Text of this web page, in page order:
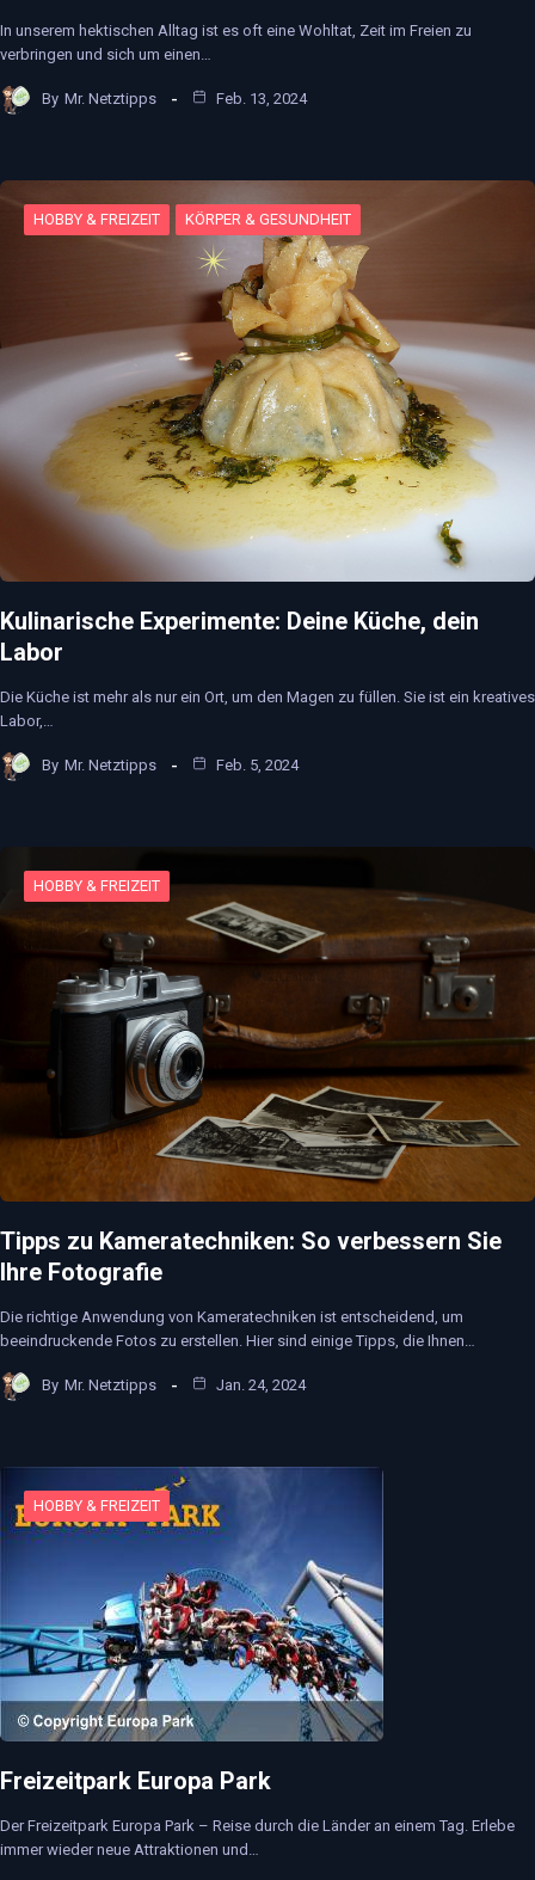
In unserem hektischen Alltag ist es oft eine Wohltat, Zeit im Freien zu
verbringen und sich um einen…
By Mr. Netztipps Feb. 13, 2024
HOBBY & FREIZEIT KÖRPER & GESUNDHEIT
Kulinarische Experimente: Deine Küche, dein
Labor
Die Küche ist mehr als nur ein Ort, um den Magen zu füllen. Sie ist ein kreatives
Labor,…
By Mr. Netztipps Feb. 5, 2024
HOBBY & FREIZEIT
Tipps zu Kameratechniken: So verbessern Sie
Ihre Fotografie
Die richtige Anwendung von Kameratechniken ist entscheidend, um
beeindruckende Fotos zu erstellen. Hier sind einige Tipps, die Ihnen…
By Mr. Netztipps Jan. 24, 2024
HOBBY & FREIZEIT
Freizeitpark Europa Park
Der Freizeitpark Europa Park – Reise durch die Länder an einem Tag. Erlebe
immer wieder neue Attraktionen und…